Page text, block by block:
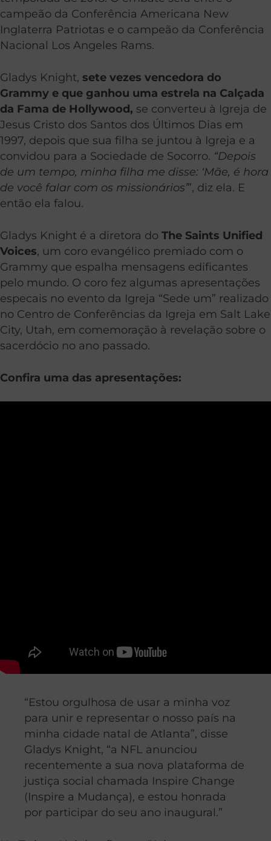
campeão da Conferência Americana New
Inglaterra Patriotas e o campeão da Conferência
Nacional Los Angeles Rams.
Gladys Knight, sete vezes vencedora do
Grammy e que ganhou uma estrela na Calçada
da Fama de Hollywood, se converteu à Igreja de
Jesus Cristo dos Santos dos Últimos Dias em
1997, depois que sua filha se juntou à Igreja e a
convidou para a Sociedade de Socorro. “Depois
de um tempo, minha filha me disse: ‘Mãe, é hora
de você falar com os missionários’”, diz ela. E
então ela falou.
Gladys Knight é a diretora do The Saints Unified
Voices, um coro evangélico premiado com o
Grammy que espalha mensagens edificantes
pelo mundo. O coro fez algumas apresentações
especais no evento da Igreja “Sede um” realizado
no Centro de Conferências da Igreja em Salt Lake
City, Utah, em comemoração à revelação sobre o
sacerdócio no ano passado.
Confira uma das apresentações:
“Estou orgulhosa de usar a minha voz
para unir e representar o nosso país na
minha cidade natal de Atlanta”, disse
Gladys Knight, “a NFL anunciou
recentemente a sua nova plataforma de
justiça social chamada Inspire Change
(Inspire a Mudança), e estou honrada
por participar do seu ano inaugural.”